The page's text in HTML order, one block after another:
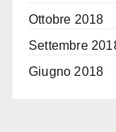
Ottobre 2018
Settembre
Giugno 2018